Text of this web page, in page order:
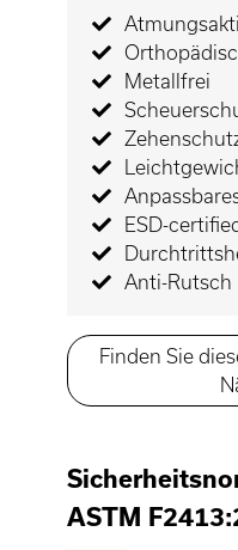
Metallfrei
ESD-
Anti-Rutsch
Finden Sie
ASTM